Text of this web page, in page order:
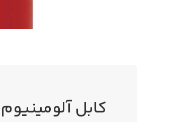
کابل آلومینیوم 35*1 زره دار 20kv کراسلینک سیمکو NA2XSYBY